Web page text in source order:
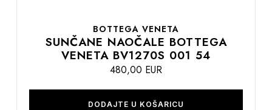
BOTTEGA VENETA
SUNČANE NAOČALE BOTTEGA
VENETA BV1270S 001 54
480,00 EUR
DODAJTE U KOŠARICU